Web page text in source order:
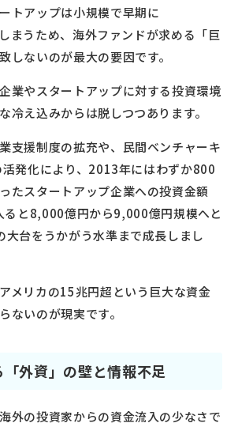
トアップは小規模で早期に
まうため、海外ファンドが求める「巨
しないのが最大の要因です。
業やスタートアップに対する投資環境
冷え込みからは脱しつつあります。
支援制度の拡充や、民間ベンチャーキ
活発化により、2013年にはわずか800
たスタートアップ企業への投資金額
ると8,000億円から9,000億円規模へと
大台をうかがう水準まで成長しまし
メリカの15兆円超という巨大な資金
ないのが現実です。
外資」の壁と情報不足
外の投資家からの資金流入の少なさで